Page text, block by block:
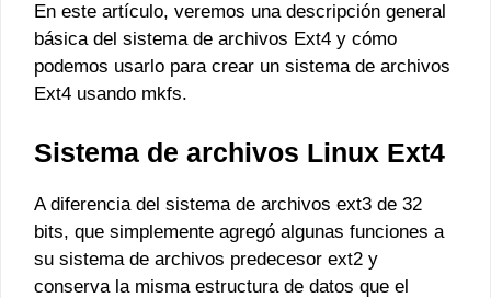
En este artículo, veremos una descripción general
básica del sistema de archivos Ext4 y cómo
podemos usarlo para crear un sistema de archivos
Ext4 usando mkfs.
Sistema de archivos Linux Ext4
A diferencia del sistema de archivos ext3 de 32
bits, que simplemente agregó algunas funciones a
su sistema de archivos predecesor ext2 y
conserva la misma estructura de datos que el